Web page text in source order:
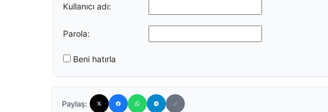
Kullanıcı adı:
Parola:
Beni hatırla
Paylaş: